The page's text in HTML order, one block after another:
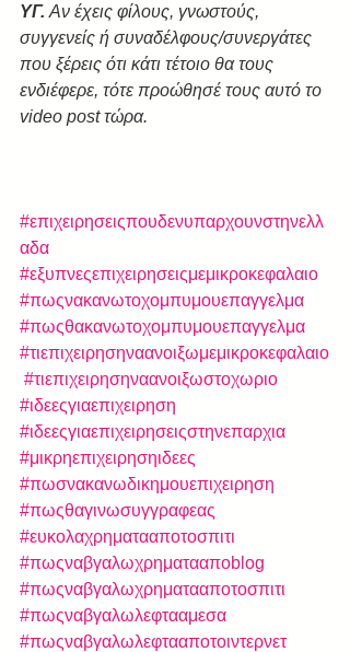
ΥΓ. Αν έχεις φίλους, γνωστούς,
συγγενείς ή συναδέλφους/συνεργάτες
που ξέρεις ότι κάτι τέτοιο θα τους
ενδιέφερε, τότε προώθησέ τους αυτό το
video post τώρα.
#επιχειρησειςπουδενυπαρχουνστηνελλ
αδα
#εξυπνεςεπιχειρησειςμεμικροκεφαλαιο
#πωςνακανωτοχομπυμουεπαγγελμα
#πωςθακανωτοχομπυμουεπαγγελμα
#τιεπιχειρησηναανοιξωμεμικροκεφαλαιο
#τιεπιχειρησηναανοιξωστοχωριο
#ιδεεςγιαεπιχειρηση
#ιδεεςγιαεπιχειρησειςστηνεπαρχια
#μικρηεπιχειρησηιδεες
#πωσνακανωδικημουεπιχειρηση
#πωςθαγινωσυγγραφεας
#ευκολαχρηματααποτοσπιτι
#πωςναβγαλωχρηματααποblog
#πωςναβγαλωχρηματααποτοσπιτι
#πωςναβγαλωλεφτααμεσα
#πωςναβγαλωλεφτααποτοιντερνετ